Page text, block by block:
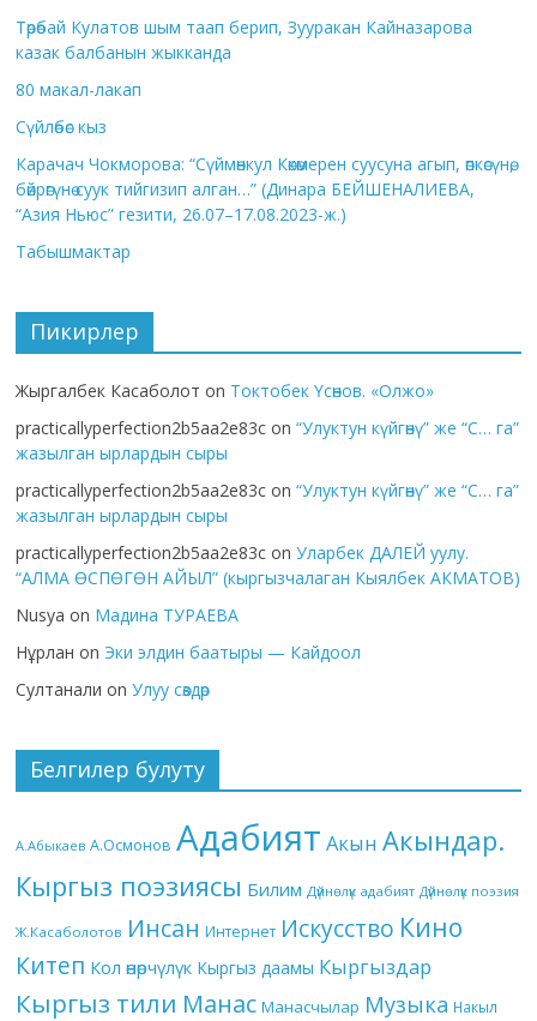
Төрөбай Кулатов шым таап берип, Зууракан Кайназарова
казак балбанын жыкканда
80 макал-лакап
Сүйлөбөс кыз
Карачач Чокморова: “Сүймөнкул Көкөмерен суусуна агып, өпкөсүнө,
бөйрөгүнө суук тийгизип алган…” (Динара БЕЙШЕНАЛИЕВА,
“Азия Ньюс” гезити, 26.07–17.08.2023-ж.)
Табышмактар
Пикирлер
Жыргалбек Касаболот on Токтобек Үсөнов. «Олжо»
practicallyperfection2b5aa2e83c on“Улуктун күйгөнү” же “С… га”
жазылган ырлардын сыры
practicallyperfection2b5aa2e83c on“Улуктун күйгөнү” же “С… га”
жазылган ырлардын сыры
practicallyperfection2b5aa2e83c onУларбек ДАЛЕЙ уулу.
“АЛМА ӨСПӨГӨН АЙЫЛ” (кыргызчалаган Кыялбек АКМАТОВ)
Nusya on Мадина ТУРАЕВА
Нұрлан on Эки элдин баатыры — Кайдоол
Султанали onУлуу сөздөр
Белгилер булуту
А.Абыкаев А.Осмонов Адабият Акын Акындар.
Кыргыз поэзиясы Билим Дүйнөлүк адабият Дүйнөлүк поэзия
Ж.Касаболотов Инсан Интернет Искусство Кино
Китеп Кол өнөрчүлүк Кыргыз даамы Кыргыздар
Кыргыз тили Манас Манасчылар Музыка Накыл